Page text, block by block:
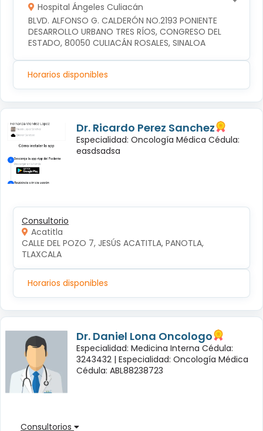
Hospital Ángeles Culiacán
BLVD. ALFONSO G. CALDERÓN NO.2193 PONIENTE
DESARROLLO URBANO TRES RÍOS, CONGRESO DEL
ESTADO, 80050 CULIACÁN ROSALES, SINALOA
Horarios disponibles
Dr. Ricardo Perez Sanchez
Especialidad: Oncología Médica Cédula:
easdsadsa
Consultorio
Acatitla
CALLE DEL POZO 7, JESÚS ACATITLA, PANOTLA,
TLAXCALA
Horarios disponibles
Dr. Daniel Lona Oncologo
Especialidad: Medicina Interna Cédula:
3243432 | Especialidad: Oncología Médica
Cédula: ABL88238723
Consultorios